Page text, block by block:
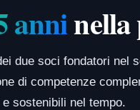
anninella
due soci fondatori nel
di competenze
sostenibili nel tempo.